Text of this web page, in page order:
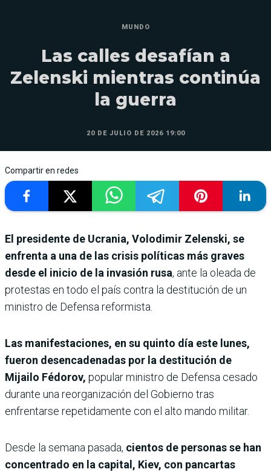
MUNDO
Las calles desafían a
Zelenski mientras continúa
la guerra
20 DE JULIO DE 2026 19:00
Compartir en redes
El presidente de Ucrania, Volodimir Zelenski, se
enfrenta a una de las crisis políticas más graves
desde el inicio de la invasión rusa, ante la oleada de
protestas en todo el país contra la destitución de un
ministro de Defensa reformista.
Las manifestaciones, en su quinto día este lunes,
fueron desencadenadas por la destitución de
Mijailo Fédorov, popular ministro de Defensa cesado
durante una reorganización del Gobierno tras
enfrentarse repetidamente con el alto mando militar.
Desde la semana pasada, cientos de personas se han
concentrado en la capital, Kiev, con pancartas